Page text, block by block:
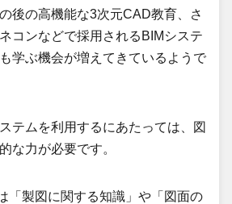
後の高機能な3次元CAD教育、さ
コンなどで採用されるBIMシステ
学ぶ機会が増えてきているようで
テムを利用するにあたっては、図
な力が必要です。
「製図に関する知識」や「図面の